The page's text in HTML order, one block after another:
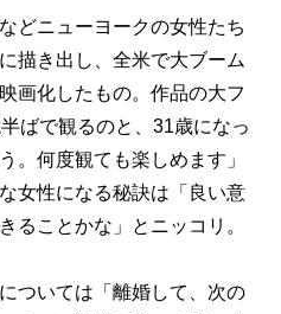
どニューヨークの女性たち
描き出し、全米で大ブーム
画化したもの。作品の大フ
ばで観るのと、31歳になっ
。何度観ても楽しめます」
女性になる秘訣は「良い意
ることかな」とニッコリ。
ついては「離婚して、次の